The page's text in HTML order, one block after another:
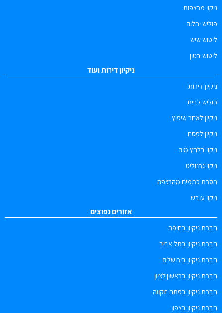
ניקוי מרצפות
פוליש יהלום
ליטוש שיש
ליטוש בטון
ניקיון דירות ועוד
ניקיון דירות
פוליש לבית
ניקיון לאחר שיפוץ
ניקיון לפסח
ניקוי בלחץ מים
ניקוי גרנוליט
הסרת כתמים מהרצפה
ניקוי עובש
אזורים נפוצים
חברת ניקיון בחיפה
חברת ניקיון בתל אביב
חברת ניקיון בירושלים
חברת ניקיון בראשון לציון
חברת ניקיון בפתח תקווה
חברת ניקיון בצפון